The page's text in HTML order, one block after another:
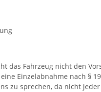
das Fahrzeug nicht den
Einzelabnahme nach §
zu sprechen, da nicht